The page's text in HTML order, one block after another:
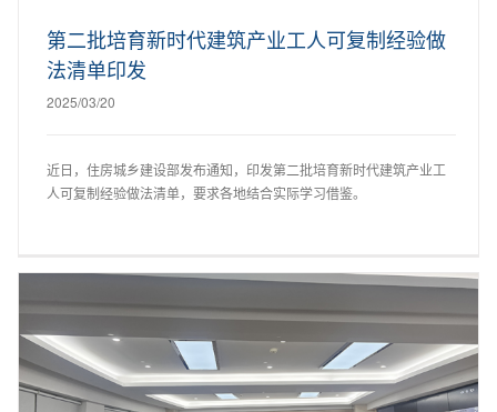
第二批培育新时代建筑产业工人可复制经验做
法清单印发
2025/03/20
近日，住房城乡建设部发布通知，印发第二批培育新时代建筑产业工
人可复制经验做法清单，要求各地结合实际学习借鉴。